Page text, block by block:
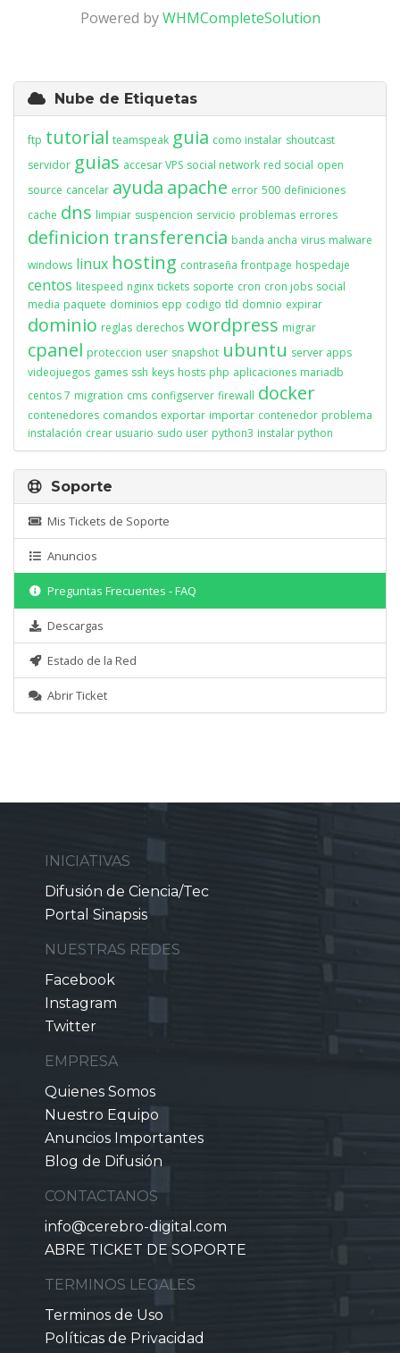
Powered byWHMCompleteSolution
Nube de Etiquetas
ftp tutorial teamspeak guia como instalar shoutcast
servidor guias accesar VPS social network red social open
source cancelar ayuda apache error 500 definiciones
cache dns limpiar suspencion servicio problemas errores
definicion transferencia banda ancha virus malware
windows linux hosting contraseña frontpage hospedaje
centos litespeed nginx tickets soporte cron cron jobs social
media paquete dominios epp codigo tld domnio expirar
dominio reglas derechos wordpress migrar
cpanel proteccion user snapshot ubuntu server apps
videojuegos games ssh keys hosts php aplicaciones mariadb
centos 7 migration cms configserver firewall docker
contenedores comandos exportar importar contenedor problema
instalación crear usuario sudo user python3 instalar python
Soporte
Mis Tickets de Soporte
Anuncios
Preguntas Frecuentes - FAQ
Descargas
Estado de la Red
Abrir Ticket
INICIATIVAS
Difusión de Ciencia/Tec
Portal Sinapsis
NUESTRAS REDES
Facebook
Instagram
Twitter
EMPRESA
Quienes Somos
Nuestro Equipo
Anuncios Importantes
Blog de Difusión
CONTACTANOS
info@cerebro-digital.com
ABRE TICKET DE SOPORTE
TERMINOS LEGALES
Terminos de Uso
Políticas de Privacidad